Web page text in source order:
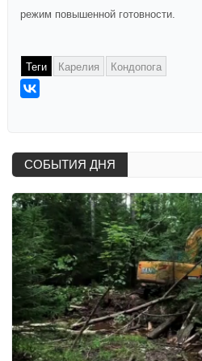
режим повышенной готовности.
Теги Карелия Кондопога
СОБЫТИЯ ДНЯ